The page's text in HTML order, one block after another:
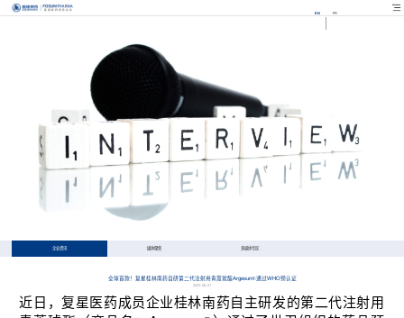
EN FR
企业资讯 媒体聚焦 多媒体专区
全球首款！复星桂林南药自研第二代注射用青蒿琥酯Argesun®通过WHO预认证
2023-06-27
近日，复星医药成员企业桂林南药自主研发的第二代注射用